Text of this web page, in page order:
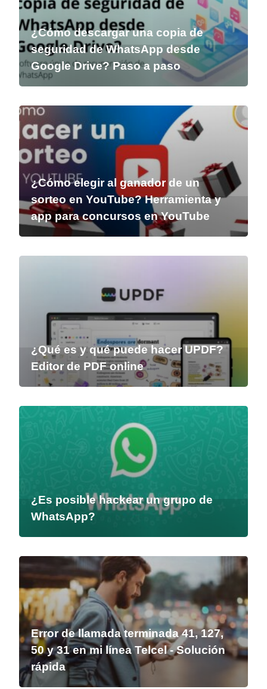
¿Cómo descargar una copia de
seguridad de WhatsApp desde
Google Drive? Paso a paso
¿Cómo elegir al ganador de un
sorteo en YouTube? Herramienta y
app para concursos en YouTube
¿Qué es y qué puede hacer UPDF?
Editor de PDF online
¿Es posible hackear un grupo de
WhatsApp?
Error de llamada terminada 41, 127,
50 y 31 en mi línea Telcel - Solución
rápida